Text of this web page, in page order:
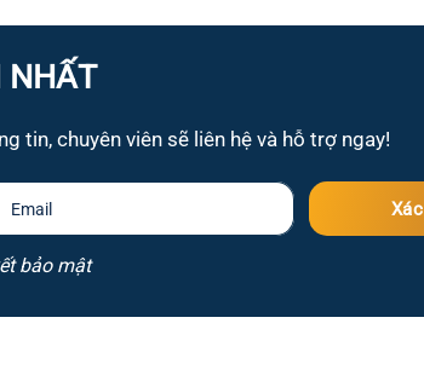
NHẤT
tin, chuyên viên sẽ liên hệ và hỗ trợ ngay!
bảo mật